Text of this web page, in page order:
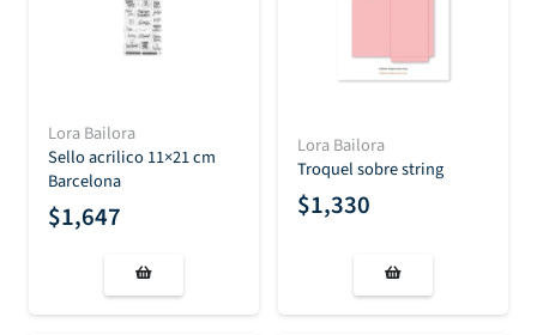
Lora Bailora
Sello acrilico 11×21 cm
Barcelona
$1,647
Lora Bailora
Troquel sobre string
$1,330